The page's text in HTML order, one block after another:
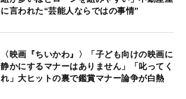
に言われた“芸能人ならではの事情”
〈映画『ちいかわ』〉「子ども向けの映画に
静かにするマナーはありません」「叱ってく
れ」大ヒットの裏で鑑賞マナー論争が白熱